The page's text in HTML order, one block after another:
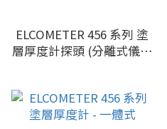
ELCOMETER 456 系列 塗
層厚度計探頭 (分離式儀錶